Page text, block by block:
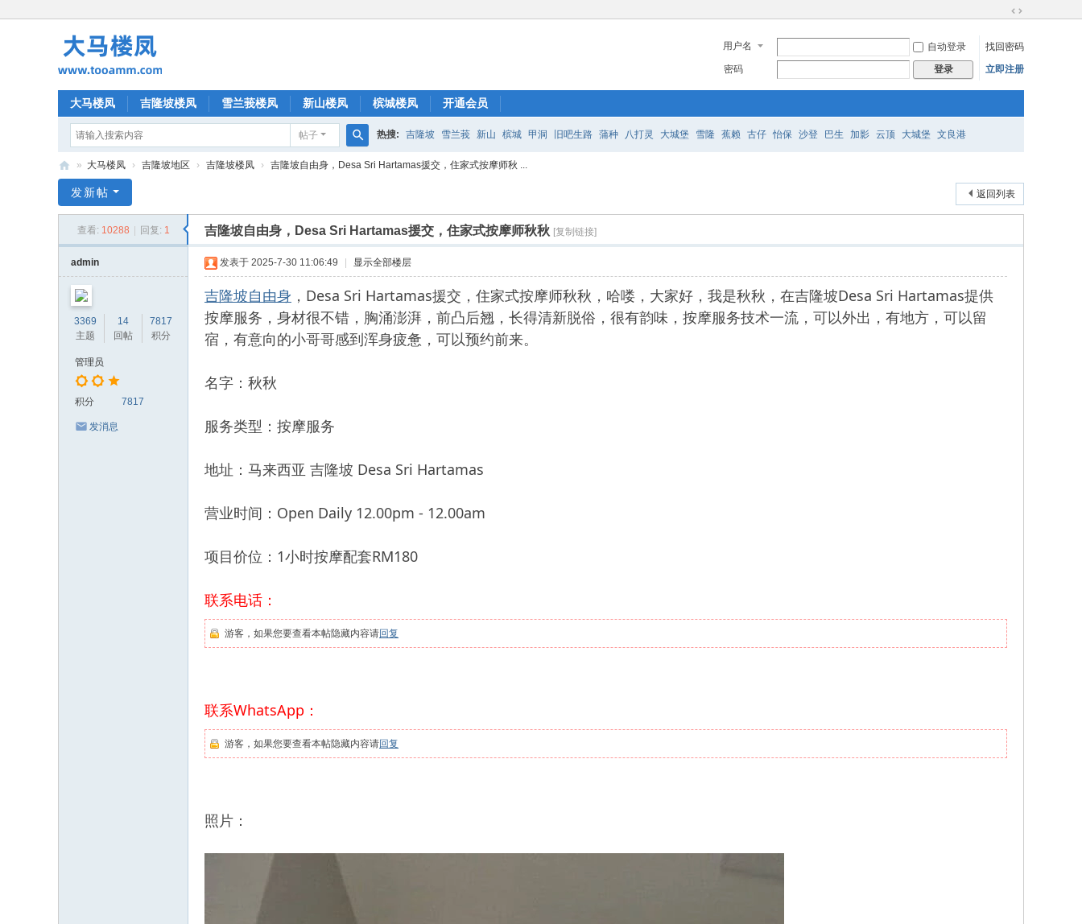
换
到
宽
用户名 自动登录
找回密码
密码
登录 立即注册
大马楼凤 吉隆坡楼凤 雪兰莪楼凤 新山楼凤 槟城楼凤 开通会员
帖子
搜
热搜: 吉隆坡 雪兰莪 新山 槟城 甲洞 旧吧生路 蒲种 八打灵 大城堡 雪隆 蕉赖 古仔 怡保 沙登 巴生 加影 云顶 大城堡 文良港
马
» 大马楼凤 › 吉隆坡地区 › 吉隆坡楼凤 › 吉隆坡自由身，Desa Sri Hartamas援交，住家式按摩师秋 ...
返回列表
发新帖
查看: 10288 回复: 1 吉隆坡自由身，Desa Sri Hartamas援交，住家式按摩师秋秋 [复制链接]
admin
3369
主题
14
回帖
7817
积分
管理员
积分 7817
发消息
发表于 2025-7-30 11:06:49 显示全部楼层
吉隆坡自由身 ，Desa Sri Hartamas援交，住家式按摩师秋秋，哈喽，大家好，我是秋秋，在吉隆坡Desa Sri Hartamas提供
按摩服务，身材很不错，胸涌澎湃，前凸后翘，长得清新脱俗，很有韵味，按摩服务技术一流，可以外出，有地方，可以留
宿，有意向的小哥哥感到浑身疲惫，可以预约前来。
名字：秋秋
服务类型：按摩服务
地址：马来西亚 吉隆坡 Desa Sri Hartamas
营业时间：Open Daily 12.00pm - 12.00am
项目价位：1小时按摩配套RM180
联系电话：
游客，如果您要查看本帖隐藏内容请回复
联系WhatsApp：
游客，如果您要查看本帖隐藏内容请回复
照片：